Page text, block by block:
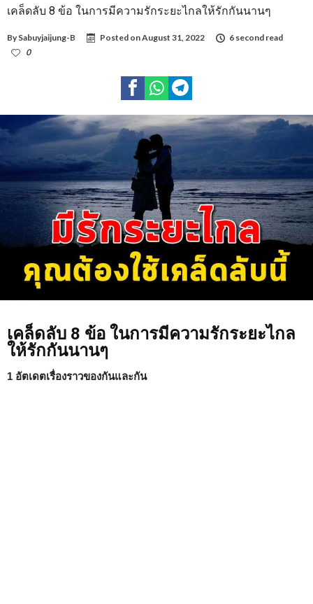
เคล็ดลับ 8 ข้อ ในการมีความรักระยะไกลให้รักกันนานๆ
By Sabuyjaijung-B Posted onAugust 31, 2022
6 second read
0
เคล็ดลับ 8 ข้อ ในการมีความรักระยะไกล
ให้รักกันนานๆ
1 อัตเดตเรื่องราวของกันและกัน